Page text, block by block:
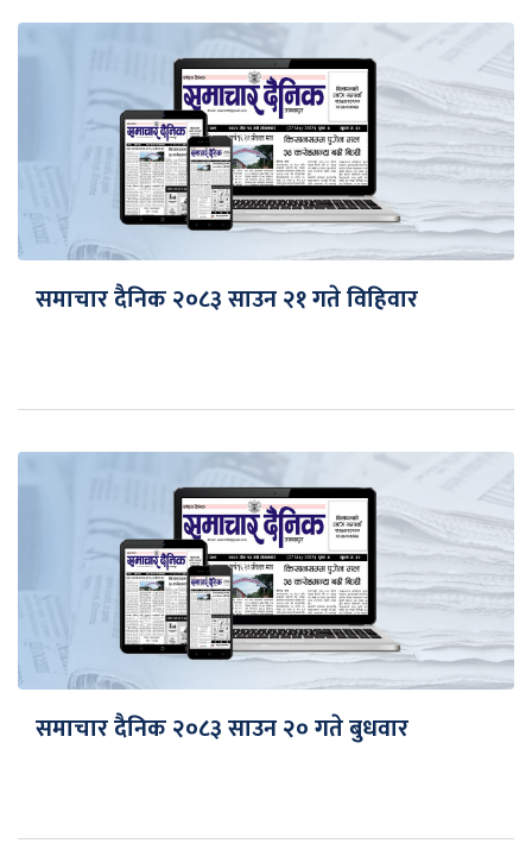
समाचार दैनिक २०८३ साउन २१ गते विहिवार
समाचार दैनिक २०८३ साउन २० गते बुधवार